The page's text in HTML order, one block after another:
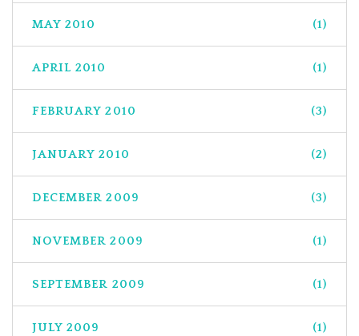
MAY 2010 (1)
APRIL 2010 (1)
FEBRUARY 2010 (3)
JANUARY 2010 (2)
DECEMBER 2009 (3)
NOVEMBER 2009 (1)
SEPTEMBER 2009 (1)
JULY 2009 (1)